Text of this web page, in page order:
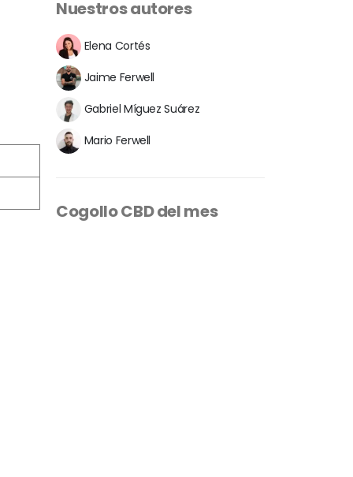
Nuestros autores
Elena Cortés
Jaime Ferwell
Gabriel Míguez Suárez
Mario Ferwell
Cogollo CBD del mes